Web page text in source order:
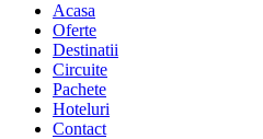
Acasa
Oferte
Destinatii
Circuite
Pachete
Hoteluri
Contact